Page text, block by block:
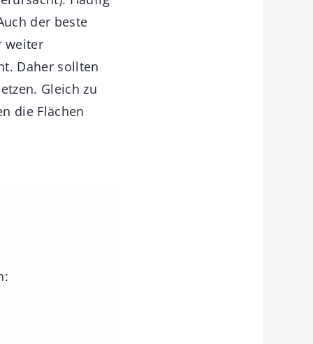
der beste
weiter
Daher sollten
Gleich zu
die Flächen